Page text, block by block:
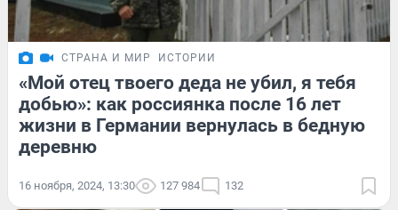
СТРАНА И МИР ИСТОРИИ
«Мой отец твоего деда не убил, я тебя
добью»: как россиянка после 16 лет
жизни в Германии вернулась в бедную
деревню
16 ноября, 2024, 13:30 127 984 132